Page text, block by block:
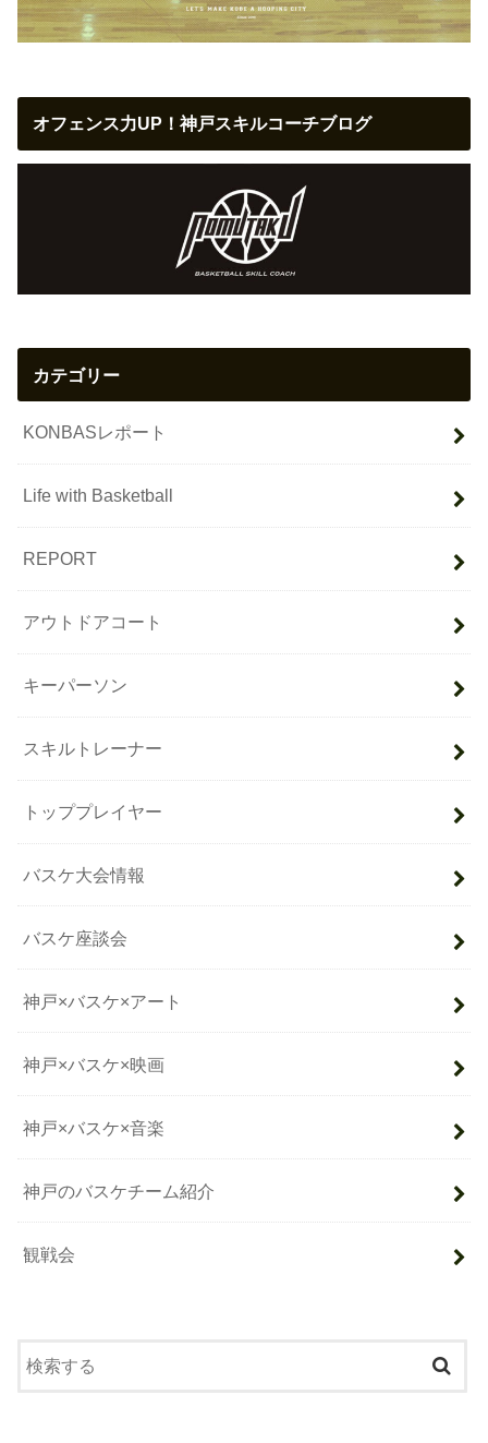
オフェンス力UP！神戸スキルコーチブログ
カテゴリー
KONBASレポート
Life with Basketball
REPORT
アウトドアコート
キーパーソン
スキルトレーナー
トッププレイヤー
バスケ大会情報
バスケ座談会
神戸×バスケ×アート
神戸×バスケ×映画
神戸×バスケ×音楽
神戸のバスケチーム紹介
観戦会